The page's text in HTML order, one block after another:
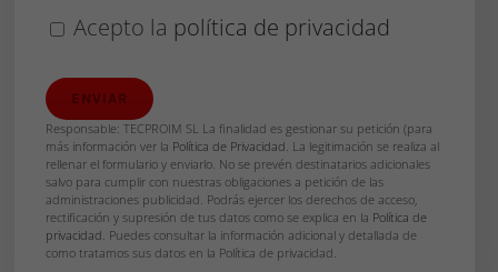
Acepto la política de privacidad
Responsable: TECPROIM SL La finalidad es gestionar su petición (para
más información ver la Política de Privacidad. La legitimación se realiza al
rellenar el formulario y enviarlo. No se prevén destinatarios adicionales
salvo para cumplir con nuestras obligaciones a petición de las
administraciones publicidad. Podrás ejercer los derechos de acceso,
rectificación y supresión de tus datos como se explica en la Política de
privacidad. Puedes consultar la información adicional y detallada de
como tratamos sus datos en la Política de privacidad.